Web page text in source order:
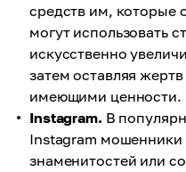
средств им, которые
могут использовать
искусственно
затем оставляя
имеющими ценности.
Instagram. В
Instagram мошенники
знаменитостей или